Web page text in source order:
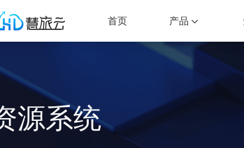
首页 产品
体化云平台
贯通线上线下业务。
智慧景
系统
多终端在线零售官方商城
旅游综
事件洞察
服务平台
地“游前、游中、游后”智慧化一站式服务
景区元宇宙解决方案
观看景区概览，行前就能领略真实的景区风采。
景区建设解决方案
身设计的智慧化解决方案
源系统